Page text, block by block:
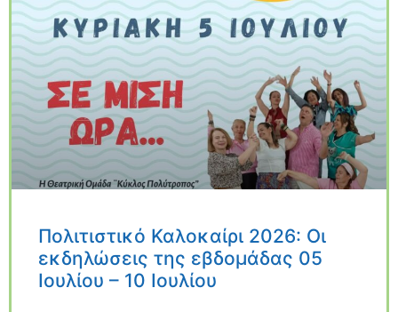
Πολιτιστικό Καλοκαίρι 2026: Οι
εκδηλώσεις της εβδομάδας 05
Ιουλίου – 10 Ιουλίου